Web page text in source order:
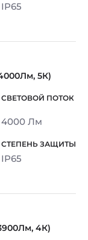
IP65
5К)
4000 Лм
IP65
4К)